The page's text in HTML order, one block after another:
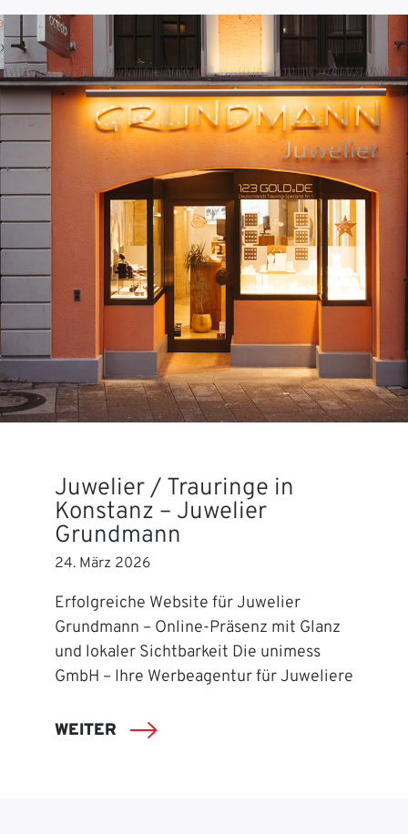
Juwelier / Trauringe in
Konstanz – Juwelier
Grundmann
24. März 2026
Erfolgreiche Website für Juwelier
Grundmann – Online-Präsenz mit Glanz
und lokaler Sichtbarkeit Die unimess
GmbH – Ihre Werbeagentur für Juweliere
WEITER
SEITE
SEITESEITESEITE